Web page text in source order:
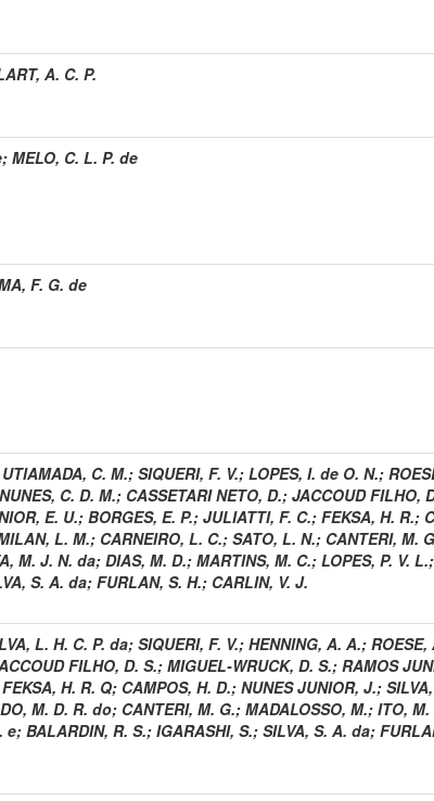
A. C. P.
; MELO, C. L. P. de
F. G. de
UTIAMADA, C. M.; SIQUERI, F. V.; LOPES, I. de O. N.;
NUNES, C. D. M.; CASSETARI NETO, D.; JACCOUD FILHO,
E. U.; BORGES, E. P.; JULIATTI, F. C.; FEKSA, H. R.;
L. M.; CARNEIRO, L. C.; SATO, L. N.; CANTERI, M.
M. J. N. da; DIAS, M. D.; MARTINS, M. C.; LOPES, P. V. L.;
S. A. da; FURLAN, S. H.; CARLIN, V. J.
L. H. C. P. da; SIQUERI, F. V.; HENNING, A. A.; ROESE,
FILHO, D. S.; MIGUEL-WRUCK, D. S.; RAMOS
FEKSA, H. R. Q; CAMPOS, H. D.; NUNES JUNIOR, J.;
M. D. R. do; CANTERI, M. G.; MADALOSSO, M.; ITO, M.
e; BALARDIN, R. S.; IGARASHI, S.; SILVA, S. A. da;